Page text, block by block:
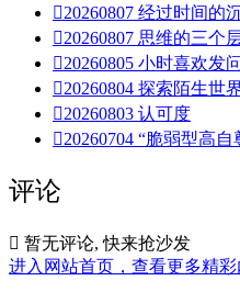
20260807 经过时间的
20260807 思维的三个
20260805 小时喜欢发
20260804 探索陌生世
20260803 认可度
20260704 “脆弱型高自
评论
 暂无评论, 快来抢沙发
进入网站首页，查看更多精彩